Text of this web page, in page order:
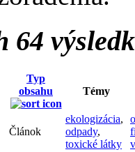
64
Typ
obsahu
Témy
Článok
ekologizácia,
odpady,
toxické látky